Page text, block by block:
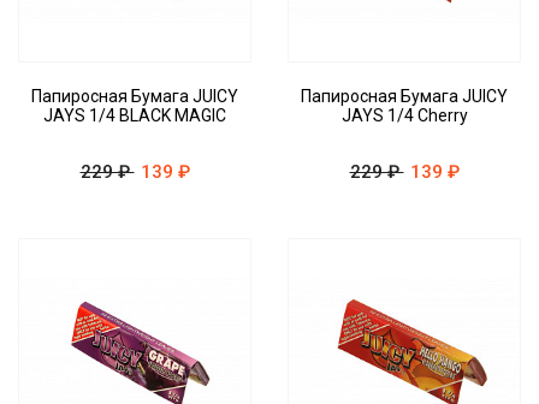
Папиросная Бумага JUICY
JAYS 1/4 BLACK MAGIC
229 ₽ 139 ₽
Папиросная Бумага JUICY
JAYS 1/4 Cherry
229 ₽ 139 ₽